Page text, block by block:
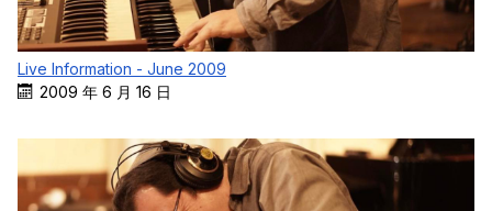
Live Information - June 2009
2009 年 6 月 16 日